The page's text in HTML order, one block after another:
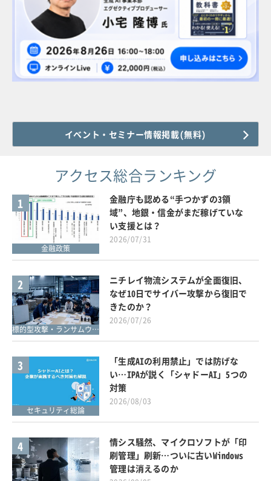
イベント・セミナー情報掲載(無料)
アクセス総合ランキング
1
金融政策
金融庁も認める“手つかずの3領
域”、地銀・信金がまだ稼げていな
い支援とは？
2026/07/31
2
標的型攻撃・ランサムウェア対策
ニチレイ物流システムが全面復旧、
なぜ10日でサイバー攻撃から復旧で
きたのか？
2026/07/26
3
セキュリティ総論
「生成AIの利用禁止」では防げな
い…IPAが説く「シャドーAI」5つの
対策
2026/08/03
4
情シス騒然、マイクロソフトが「印
刷管理」刷新…ついに古いWindows
管理は消えるのか